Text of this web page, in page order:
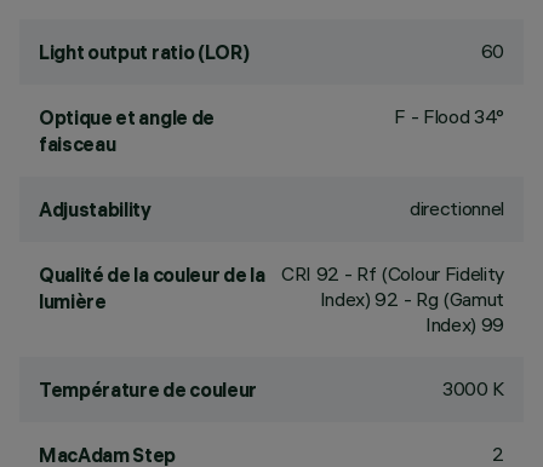
Light output ratio (LOR) 60
Optique et angle de
faisceau
F - Flood 34°
Adjustability directionnel
Qualité de la couleur de la
lumière
CRI 92 - Rf (Colour Fidelity
Index) 92 - Rg (Gamut
Index) 99
Température de couleur 3000 K
MacAdam Step 2